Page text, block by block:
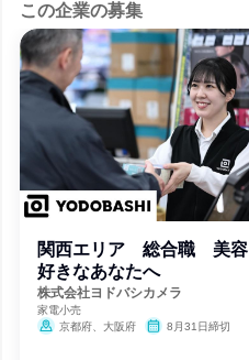
この企業の募集
関西エリア 総合職 美容
好きなあなたへ
株式会社ヨドバシカメラ
家電小売
京都府、大阪府
8月31日締切